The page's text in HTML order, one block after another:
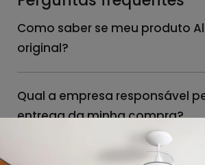
Como saber se meu produto
original?
Qual a empresa responsável
entrega da minha compra?